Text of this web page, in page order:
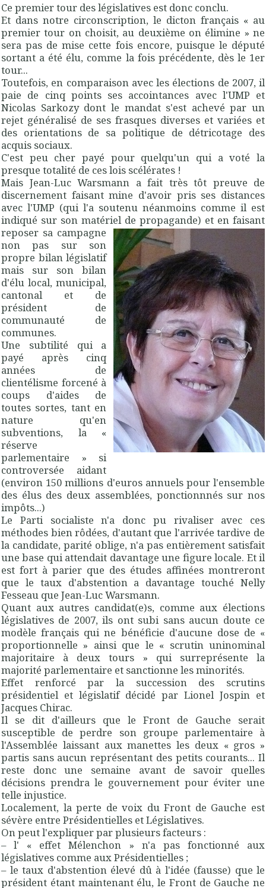
Ce premier tour des législatives est donc conclu.
Et dans notre circonscription, le dicton français « au
premier tour on choisit, au deuxième on élimine » ne
sera pas de mise cette fois encore, puisque le député
sortant a été élu, comme la fois précédente, dès le 1er
tour...
Toutefois, en comparaison avec les élections de 2007, il
paie de cinq points ses accointances avec l'UMP et
Nicolas Sarkozy dont le mandat s'est achevé par un
rejet généralisé de ses frasques diverses et variées et
des orientations de sa politique de détricotage des
acquis sociaux.
C'est peu cher payé pour quelqu'un qui a voté la
presque totalité de ces lois scélérates !
Mais Jean-Luc Warsmann a fait très tôt preuve de
discernement faisant mine d'avoir pris ses distances
avec l'UMP (qui l'a soutenu néanmoins comme il est
indiqué sur son matériel de propagande) et en faisant
reposer sa campagne
non pas sur son
propre bilan législatif
mais sur son bilan
d'élu local, municipal,
cantonal et de
président de
communauté de
communes.
Une subtilité qui a
payé après cinq
années de
clientélisme forcené à
coups d'aides de
toutes sortes, tant en
nature qu'en
subventions, la «
réserve
parlementaire » si
controversée aidant
(environ 150 millions d'euros annuels pour l'ensemble
des élus des deux assemblées, ponctionnnés sur nos
impôts...)
Le Parti socialiste n'a donc pu rivaliser avec ces
méthodes bien rôdées, d'autant que l'arrivée tardive de
la candidate, parité oblige, n'a pas entièrement satisfait
une base qui attendait davantage une figure locale. Et il
est fort à parier que des études affinées montreront
que le taux d'abstention a davantage touché Nelly
Fesseau que Jean-Luc Warsmann.
Quant aux autres candidat(e)s, comme aux élections
législatives de 2007, ils ont subi sans aucun doute ce
modèle français qui ne bénéficie d'aucune dose de «
proportionnelle » ainsi que le « scrutin uninominal
majoritaire à deux tours » qui surreprésente la
majorité parlementaire et sanctionne les minorités.
Effet renforcé par la succession des scrutins
présidentiel et législatif décidé par Lionel Jospin et
Jacques Chirac.
Il se dit d'ailleurs que le Front de Gauche serait
susceptible de perdre son groupe parlementaire à
l'Assemblée laissant aux manettes les deux « gros »
partis sans aucun représentant des petits courants... Il
reste donc une semaine avant de savoir quelles
décisions prendra le gouvernement pour éviter une
telle injustice.
Localement, la perte de voix du Front de Gauche est
sévère entre Présidentielles et Législatives.
On peut l'expliquer par plusieurs facteurs :
– l' « effet Mélenchon » n'a pas fonctionné aux
législatives comme aux Présidentielles ;
– le taux d'abstention élevé dû à l'idée (fausse) que le
président étant maintenant élu, le Front de Gauche ne